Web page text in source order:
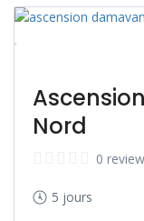
Nord
0 review
5 jours